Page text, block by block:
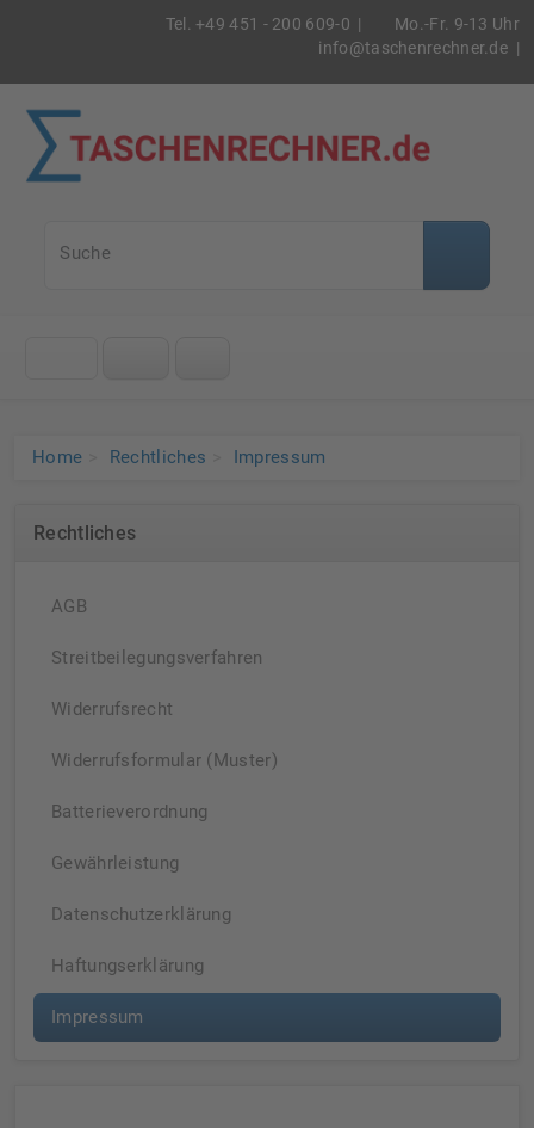
Mo.-Fr. 9-13 Uhr
Tel. +49 451 - 200 609-0 |
info@taschenrechner.de |
Suche
Home Rechtliches Impressum
Rechtliches
AGB
Streitbeilegungsverfahren
Widerrufsrecht
Widerrufsformular (Muster)
Batterieverordnung
Gewährleistung
Datenschutzerklärung
Haftungserklärung
Impressum